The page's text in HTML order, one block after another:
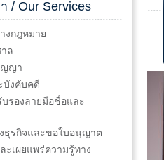
/ Our Services
งกฎหมาย
ล
ญญา
บังคับคดี
รองลายมือชื่อและ
ธุรกิจและขอใบอนุญาต
ะเผยแพร่ความรู้ทาง